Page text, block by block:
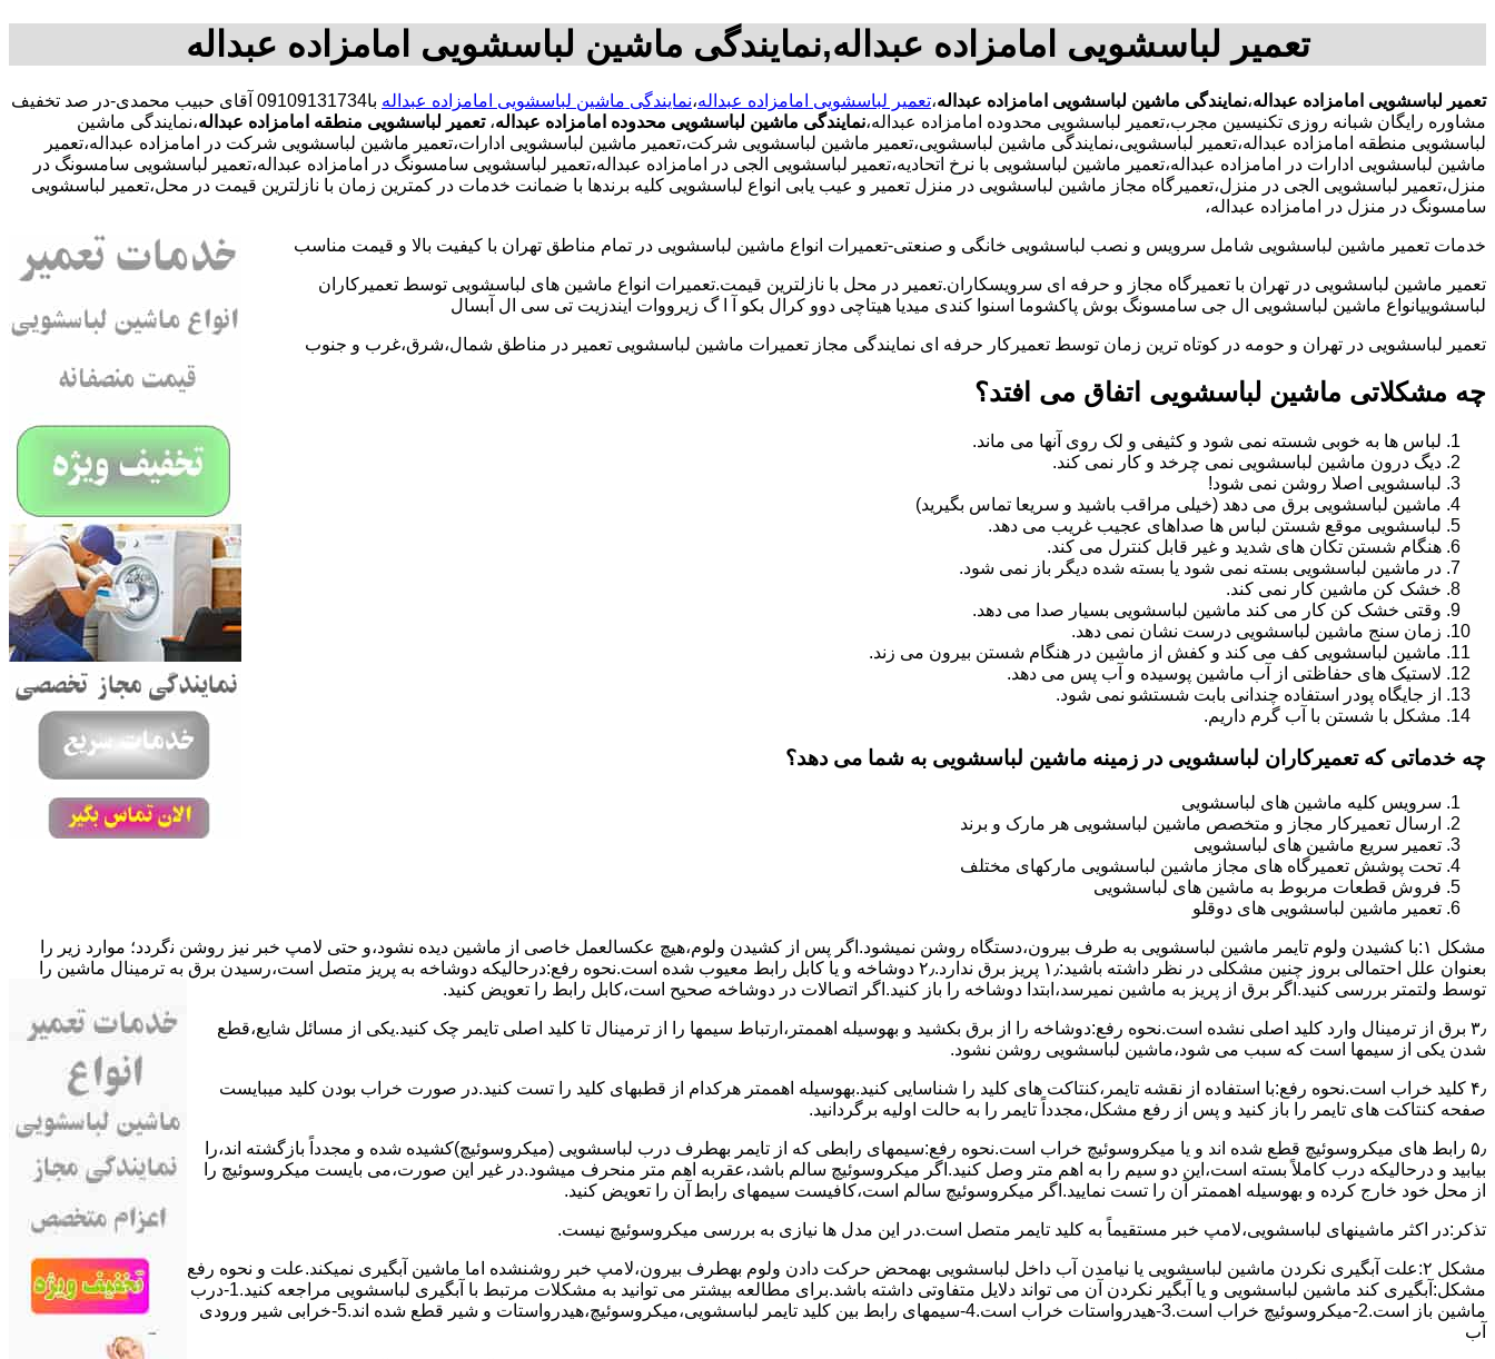
تعمیر لباسشویی امامزاده عبداله,نمایندگی ماشین لباسشویی امامزاده عبداله
تعمیر لباسشویی امامزاده عبداله،نمایندگی ماشین لباسشویی امامزاده عبداله،تعمیر لباسشویی امامزاده عبداله،نمایندگی ماشین لباسشویی امامزاده عبداله
با09109131734 آقای حبیب محمدی-در صد تخفیف
مشاوره رایگان شبانه روزی تکنیسین مجرب،تعمیر لباسشویی محدوده امامزاده عبداله،نمایندگی ماشین لباسشویی محدوده امامزاده عبداله، تعمیر لباسشویی منطقه امامزاده عبداله،نمایندگی ماشین
لباسشویی منطقه امامزاده عبداله،تعمیر لباسشویی،نمایندگی ماشین لباسشویی،تعمیر ماشین لباسشویی شرکت،تعمیر ماشین لباسشویی ادارات،تعمیر ماشین لباسشویی شرکت در امامزاده عبداله،تعمیر
ماشین لباسشویی ادارات در امامزاده عبداله،تعمیر ماشین لباسشویی با نرخ اتحادیه،تعمیر لباسشویی الجی در امامزاده عبداله،تعمیر لباسشویی سامسونگ در امامزاده عبداله،تعمیر لباسشویی سامسونگ در
منزل،تعمیر لباسشویی الجی در منزل،تعمیرگاه مجاز ماشین لباسشویی در منزل تعمیر و عیب یابی انواع لباسشویی کلیه برندها با ضمانت خدمات در کمترین زمان با نازلترین قیمت در محل،تعمیر لباسشویی
سامسونگ در منزل در امامزاده عبداله،
خدمات تعمیر ماشین لباسشویی شامل سرویس و نصب لباسشویی خانگی و صنعتی-تعمیرات انواع ماشین لباسشویی در تمام مناطق تهران با کیفیت بالا و قیمت مناسب
تعمیر ماشین لباسشویی در تهران با تعمیرگاه مجاز و حرفه ای سرویسکاران.تعمیر در محل با نازلترین قیمت.تعمیرات انواع ماشین های لباسشویی توسط تعمیرکاران
لباسشوییانواع ماشین لباسشویی ال جی سامسونگ بوش پاکشوما اسنوا کندی میدیا هیتاچی دوو کرال بکو آ ا گ زیرووات ایندزیت تی سی ال آبسال
تعمیر لباسشویی در تهران و حومه در کوتاه ترین زمان توسط تعمیرکار حرفه ای نمایندگی مجاز تعمیرات ماشین لباسشویی تعمیر در مناطق شمال،شرق،غرب و جنوب
چه مشکلاتی ماشین لباسشویی اتفاق می افتد؟
لباس ها به خوبی شسته نمی شود و کثیفی و لک روی آنها می ماند.
دیگ درون ماشین لباسشویی نمی چرخد و کار نمی کند.
لباسشویی اصلا روشن نمی شود!
ماشین لباسشویی برق می دهد (خیلی مراقب باشید و سریعا تماس بگیرید)
لباسشویی موقع شستن لباس ها صداهای عجیب غریب می دهد.
هنگام شستن تکان های شدید و غیر قابل کنترل می کند.
در ماشین لباسشویی بسته نمی شود یا بسته شده دیگر باز نمی شود.
خشک کن ماشین کار نمی کند.
وقتی خشک کن کار می کند ماشین لباسشویی بسیار صدا می دهد.
زمان سنج ماشین لباسشویی درست نشان نمی دهد.
ماشین لباسشویی کف می کند و کفش از ماشین در هنگام شستن بیرون می زند.
لاستیک های حفاظتی از آب ماشین پوسیده و آب پس می دهد.
از جایگاه پودر استفاده چندانی بابت شستشو نمی شود.
مشکل با شستن با آب گرم داریم.
چه خدماتی که تعمیرکاران لباسشویی در زمینه ماشین لباسشویی به شما می دهد؟
سرویس کلیه ماشین های لباسشویی
ارسال تعمیرکار مجاز و متخصص ماشین لباسشویی هر مارک و برند
تعمیر سریع ماشین های لباسشویی
تحت پوشش تعمیرگاه های مجاز ماشین لباسشویی مارکهای مختلف
فروش قطعات مربوط به ماشین های لباسشویی
تعمیر ماشین لباسشویی های دوقلو
مشکل ۱:ﺑﺎ ﮐﺸﯿﺪن وﻟﻮم ﺗﺎﯾﻤﺮ ماشین لباسشویی به طرف ﺑﯿﺮون،دستگاه روﺷﻦ نمیشود.اﮔﺮ ﭘﺲ از ﮐﺸﯿﺪن وﻟﻮم،ﻫﯿﭻ عکسالعمل ﺧﺎﺻﯽ از ﻣﺎﺷﯿﻦ دﯾﺪه نشود،و حتی ﻻﻣﭗ ﺧﺒﺮ ﻧﯿﺰ روﺷﻦ ﻧگردد؛ موارد زیر را
بعنوان ﻋﻠﻞ احتمالی بروز چنین مشکلی در نظر داشته باشید:۱٫ ﭘﺮﯾﺰ ﺑﺮق ﻧﺪارد.۲٫ دوﺷﺎﺧﻪ و ﯾﺎ ﮐﺎﺑﻞ راﺑﻂ ﻣﻌﯿﻮب ﺷﺪه است.نحوه رفع:درحالیکه دوﺷﺎﺧﻪ ﺑﻪ ﭘﺮﯾﺰ ﻣﺘﺼﻞ اﺳﺖ،رﺳﯿﺪن ﺑﺮق ﺑﻪ ﺗﺮﻣﯿﻨﺎل ﻣﺎﺷﯿﻦ را
ﺗﻮﺳﻂ ولتمتر بررسی ﮐﻨﯿﺪ.اﮔﺮ ﺑﺮق از ﭘﺮﯾﺰ ﺑﻪ ﻣﺎﺷﯿﻦ نمیرسد،اﺑﺘﺪا دوشاخه را باز کنید.اﮔﺮ اﺗﺼﺎﻻت در دوشاخه ﺻﺤﯿﺢ اﺳﺖ،ﮐﺎﺑﻞ راﺑﻂ را ﺗﻌﻮﯾﺾ کنید.
۳٫ ﺑﺮق از ﺗﺮﻣﯿﻨﺎل وارد ﮐﻠﯿﺪ اﺻﻠﯽ ﻧﺸﺪه است.نحوه رﻓﻊ:دوشاخه را از ﺑﺮق بکشید و بهوسیله اهممتر،ارﺗﺒﺎط سیمها را از ﺗﺮﻣﯿﻨﺎل ﺗﺎ ﮐﻠﯿﺪ اﺻﻠﯽ ﺗﺎﯾﻤﺮ چک کنید.یکی از مسائل شایع،ﻗﻄﻊ
شدن ﯾﮑﯽ از سیمها است که سبب می شود،ﻣﺎﺷﯿﻦ لباسشویی روﺷﻦ نشود.
۴٫ ﮐﻠﯿﺪ ﺧﺮاب اﺳﺖ.نحوه رفع:ﺑﺎ اﺳﺘﻔﺎده از ﻧﻘﺸﻪ ﺗﺎﯾﻤﺮ،ﮐﻨﺘﺎﮐﺖ ﻫﺎی ﮐﻠﯿﺪ را ﺷﻨﺎﺳﺎﯾﯽ کنید.بهوسیله اهممتر هرکدام از قطبهای ﮐﻠﯿﺪ را ﺗﺴﺖ ﮐﻨﯿﺪ.در ﺻﻮرت ﺧﺮاب ﺑﻮدن ﮐﻠﯿﺪ میبایست
ﺻﻔﺤﻪ ﮐﻨﺘﺎﮐﺖ ﻫﺎی ﺗﺎﯾﻤﺮ را باز کنید و ﭘﺲ از رﻓﻊ مشکل،مجدداً ﺗﺎﯾﻤﺮ را به حالت اوﻟﯿﻪ برگردانید.
۵٫ رابط های ﻣﯿﮑﺮوﺳﻮﺋﯿﭻ ﻗﻄﻊ شده اند و ﯾﺎ ﻣﯿﮑﺮوﺳﻮﺋﯿﭻ ﺧﺮاب اﺳﺖ.نحوه رفع:سیمهای راﺑﻄﯽ ﮐﻪ از ﺗﺎﯾﻤﺮ بهطرف درب لباسشویی (ﻣﯿﮑﺮوﺳﻮﺋﯿﭻ)کشیده شده و مجدداً بازگشته اند،را
ﺑﯿﺎﺑﯿﺪ و درحالیکه درب کاملاً ﺑﺴﺘﻪ اﺳﺖ،اﯾﻦ دو ﺳﯿﻢ را ﺑﻪ اﻫﻢ ﻣﺘﺮ وصل کنید.اﮔﺮ ﻣﯿﮑﺮوﺳﻮﺋﯿﭻ ﺳﺎﻟﻢ ﺑﺎﺷﺪ،ﻋﻘﺮﺑﻪ اهم متر ﻣﻨﺤﺮف میشود.در ﻏﯿﺮ اﯾﻦ ﺻﻮرت،می بایست ﻣﯿﮑﺮوﺳﻮﺋﯿﭻ را
از ﻣﺤﻞ خود ﺧﺎرج کرده و بهوسیله اهممتر آن را ﺗﺴﺖ ﻧﻤﺎﯾﯿﺪ.اﮔﺮ ﻣﯿﮑﺮوﺳﻮﺋﯿﭻ ﺳﺎﻟﻢ اﺳﺖ،ﮐﺎﻓﯿﺴﺖ سیمهای راﺑﻄ آن را ﺗﻌﻮﯾﺾ کنید.
ﺗﺬﮐﺮ:در اﮐﺜﺮ ماشینهای لباسشویی،ﻻﻣﭗ ﺧﺒﺮ مستقیماً ﺑﻪ ﮐﻠﯿﺪ ﺗﺎﯾﻤﺮ ﻣﺘﺼﻞ اﺳﺖ.در اﯾﻦ مدل ها ﻧﯿﺎزی ﺑﻪ بررسی ﻣﯿﮑﺮوﺳﻮﺋﯿﭻ نیست.
مشکل ۲:علت آبگیری نکردن ماشین لباسشویی یا نیامدن آب داخل لباسشویی بهمحض ﺣﺮﮐﺖ دادن وﻟﻮم بهطرف ﺑﯿﺮون،ﻻﻣﭗ ﺧﺒﺮ روشنشده اﻣﺎ ﻣﺎﺷﯿﻦ آﺑﮕﯿﺮی نمیکند.ﻋﻠﺖ و نحوه رﻓﻊ
مشکل:آبگیری کند ماشین لباسشویی و یا آبگیر نکردن آن می تواند دلایل متفاوتی داشته باشد.برای مطالعه بیشتر می توانید به مشکلات مرتبط با آبگیری لباسشویی مراجعه کنید.1-درب
ﻣﺎﺷﯿﻦ ﺑﺎز اﺳﺖ.2-ﻣﯿﮑﺮوﺳﻮﺋﯿﭻ ﺧﺮاب اﺳﺖ.3-ﻫﯿﺪرواﺳﺘﺎت ﺧﺮاب اﺳﺖ.4-سیمهای راﺑﻂ ﺑﯿﻦ ﮐﻠﯿﺪ ﺗﺎﯾﻤﺮ لباسشویی،ﻣﯿﮑﺮوﺳﻮﺋﯿﭻ،ﻫﯿﺪرواﺳﺘﺎت و ﺷﯿﺮ ﻗﻄﻊ ﺷﺪه اند.5-خرابی شیر ورودی
آب